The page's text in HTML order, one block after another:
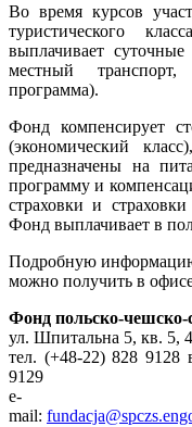
Во время курсов
туристического
выплачивает
местный
программа).
Фонд компенсирует
(экономический
предназначены на
программу и
страховки и
Фонд выплачивает в
Подробную информацию
можно получить в
Фонд польско-чешско-
ул. Шпитальна 5, кв. 5,
тел. (+48-22) 828 9128
9129
e-
mail: